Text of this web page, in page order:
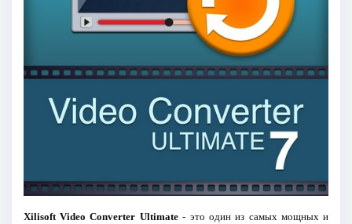
Xilisoft Video Converter Ultimate- это один из самых мощных и